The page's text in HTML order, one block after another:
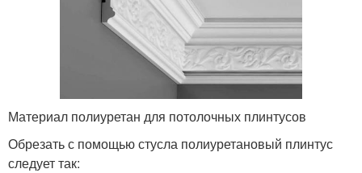
Материал полиуретан для потолочных плинтусов
Обрезать с помощью стусла полиуретановый плинтус
следует так: